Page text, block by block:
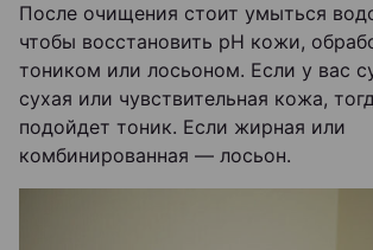
После очищения стоит умыться
чтобы восстановить pH кожи,
тоником или лосьоном. Если у вас
сухая или чувствительная кожа,
подойдет тоник. Если жирная или
комбинированная — лосьон.